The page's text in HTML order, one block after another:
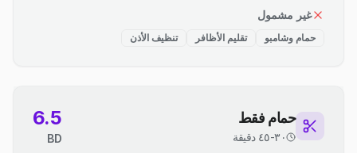
غير مشمول
حمام وشامبو تقليم الأظافر تنظيف الأذن
حمام فقط
٣٠-٤٥ دقيقة
6.5
BD